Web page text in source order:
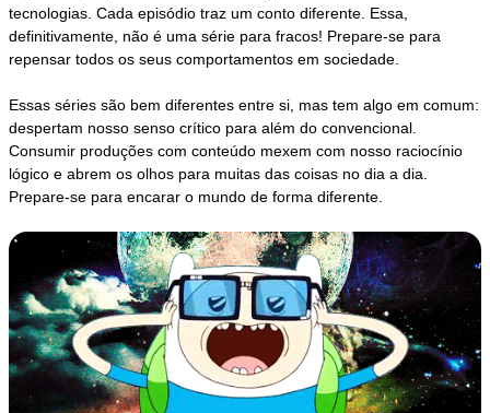
tecnologias. Cada episódio traz um conto diferente. Essa,
definitivamente, não é uma série para fracos! Prepare-se para
repensar todos os seus comportamentos em sociedade.
Essas séries são bem diferentes entre si, mas tem algo em comum:
despertam nosso senso crítico para além do convencional.
Consumir produções com conteúdo mexem com nosso raciocínio
lógico e abrem os olhos para muitas das coisas no dia a dia.
Prepare-se para encarar o mundo de forma diferente.